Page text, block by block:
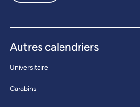
Autres calendriers
Universitaire
Carabins